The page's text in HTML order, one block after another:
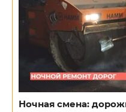
Ночная смена: